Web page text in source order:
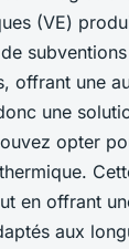
(VE)
offrant une
une
opter
en offrant
aux